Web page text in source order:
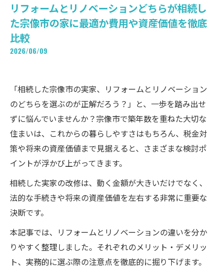
リフォームとリノベーションどちらが相続し
た宗像市の家に最適か費用や資産価値を徹底
比較
2026/06/09
「相続した宗像市の実家、リフォームとリノベーション
のどちらを選ぶのが正解だろう？」と、一歩を踏み出せ
ずに悩んでいませんか？宗像市で築年数を重ねた大切な
住まいは、これからの暮らしやすさはもちろん、税金対
策や将来の資産価値まで見据えると、さまざまな検討ポ
イントが浮かび上がってきます。
相続した実家の改修は、動く金額が大きいだけでなく、
法的な手続きや将来の資産価値を左右する非常に重要な
決断です。
本記事では、リフォームとリノベーションの違いを分か
りやすく整理しました。それぞれのメリット・デメリッ
ト、実務的に選ぶ際の注意点を徹底的に掘り下げます。